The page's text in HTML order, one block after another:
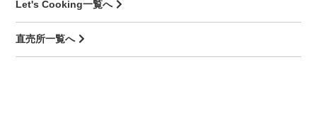
Let's Cooking一覧へ
直売所一覧へ